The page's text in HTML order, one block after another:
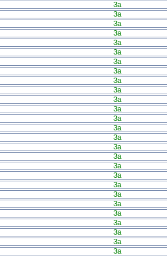
За
За
За
За
За
За
За
За
За
За
За
За
За
За
За
За
За
За
За
За
За
За
За
За
За
За
За